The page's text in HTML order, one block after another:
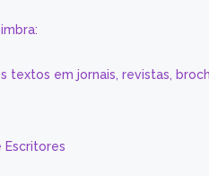
textos em jornais, revistas,
Escritores